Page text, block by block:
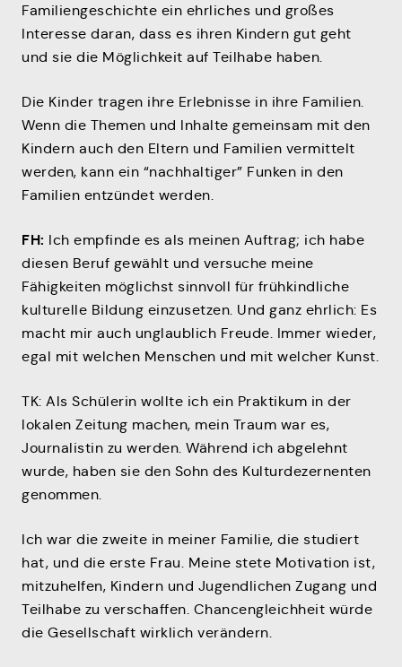
Familiengeschichte ein ehrliches und großes
Interesse daran, dass es ihren Kindern gut geht
und sie die Möglichkeit auf Teilhabe haben.
Die Kinder tragen ihre Erlebnisse in ihre Familien.
Wenn die Themen und Inhalte gemeinsam mit den
Kindern auch den Eltern und Familien vermittelt
werden, kann ein “nachhaltiger” Funken in den
Familien entzündet werden.
FH: Ich empfinde es als meinen Auftrag; ich habe
diesen Beruf gewählt und versuche meine
Fähigkeiten möglichst sinnvoll für frühkindliche
kulturelle Bildung einzusetzen. Und ganz ehrlich: Es
macht mir auch unglaublich Freude. Immer wieder,
egal mit welchen Menschen und mit welcher Kunst.
TK: Als Schülerin wollte ich ein Praktikum in der
lokalen Zeitung machen, mein Traum war es,
Journalistin zu werden. Während ich abgelehnt
wurde, haben sie den Sohn des Kulturdezernenten
genommen.
Ich war die zweite in meiner Familie, die studiert
hat, und die erste Frau. Meine stete Motivation ist,
mitzuhelfen, Kindern und Jugendlichen Zugang und
Teilhabe zu verschaffen. Chancengleichheit würde
die Gesellschaft wirklich verändern.